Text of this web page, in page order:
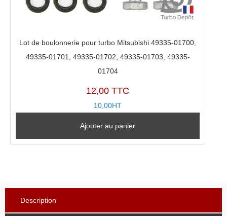
Lot de boulonnerie pour turbo Mitsubishi 49335-01700,
49335-01701, 49335-01702, 49335-01703, 49335-
01704
12,00 TTC
10,00HT
Ajouter au panier
Description